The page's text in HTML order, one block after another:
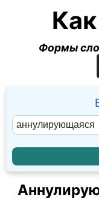
Формы